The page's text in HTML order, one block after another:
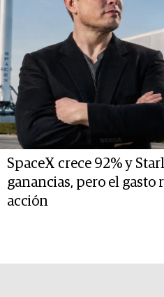
SpaceX crece 92% y
ganancias, pero el gasto
acción